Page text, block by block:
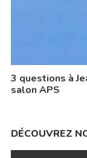
3 questions à
salon APS
DÉCOUVREZ